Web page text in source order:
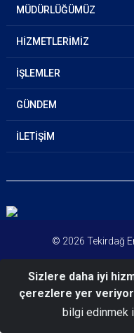
MÜDÜRLÜĞÜMÜZ
HİZMETLERİMİZ
İŞLEMLER
GÜNDEM
İLETİŞİM
© 2026 Tekirdağ
Sizlere daha iyi
çerezlere yer
bilgi edinmek